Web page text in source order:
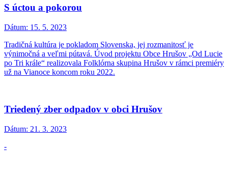
S úctou a pokorou
Dátum: 15. 5. 2023
Tradičná kultúra je pokladom Slovenska, jej rozmanitosť je
výnimočná a veľmi pútavá. Úvod projektu Obce Hrušov „Od Lucie
po Tri krále“ realizovala Folklórna skupina Hrušov v rámci premiéry
už na Vianoce koncom roku 2022.
Triedený zber odpadov v obci Hrušov
Dátum: 21. 3. 2023
-